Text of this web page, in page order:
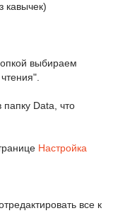
кавычек)
выбираем
Data, что
Настройка
все к